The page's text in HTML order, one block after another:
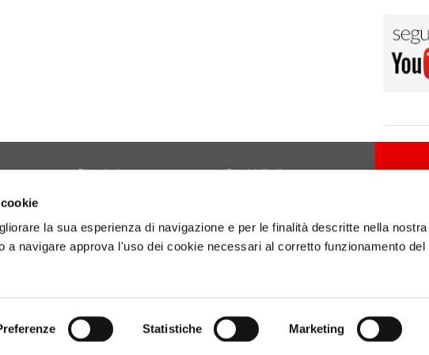
la sua esperienza di navigazione e per le finalità descritte nella nostra
a navigare approva l'uso dei cookie necessari al corretto funzionamento del
Statistiche Marketing
Tecnologia
Diario di Viaggio
Attività
Borghi d'Italia
Copertina
01160141006.
Design